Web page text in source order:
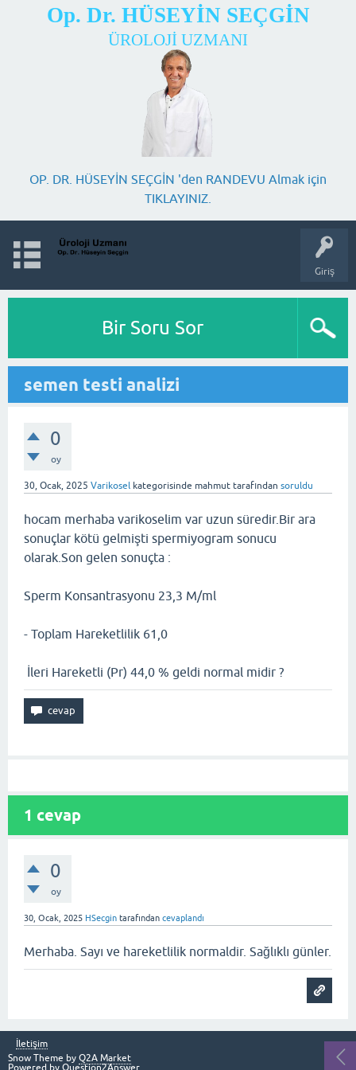
Op. Dr. HÜSEYİN SEÇGİN
ÜROLOJİ UZMANI
OP. DR. HÜSEYİN SEÇGİN 'den RANDEVU Almak için
TIKLAYINIZ.
Giriş
Bir Soru Sor
semen testi analizi
0
oy
30, Ocak, 2025 Varikosel kategorisinde mahmut tarafından soruldu
hocam merhaba varikoselim var uzun süredir.Bir ara
sonuçlar kötü gelmişti spermiyogram sonucu
olarak.Son gelen sonuçta :
Sperm Konsantrasyonu 23,3 M/ml
- Toplam Hareketlilik 61,0
İleri Hareketli (Pr) 44,0 % geldi normal midir ?
1 cevap
0
oy
30, Ocak, 2025 HSecgin tarafından cevaplandı
Merhaba. Sayı ve hareketlilik normaldir. Sağlıklı günler.
İletişim
Snow Theme by Q2A Market
Powered by Question2Answer